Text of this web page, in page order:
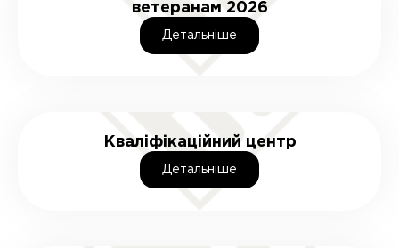
ветеранам 2026
Детальнiше
Кваліфікаційний центр
Детальнiше